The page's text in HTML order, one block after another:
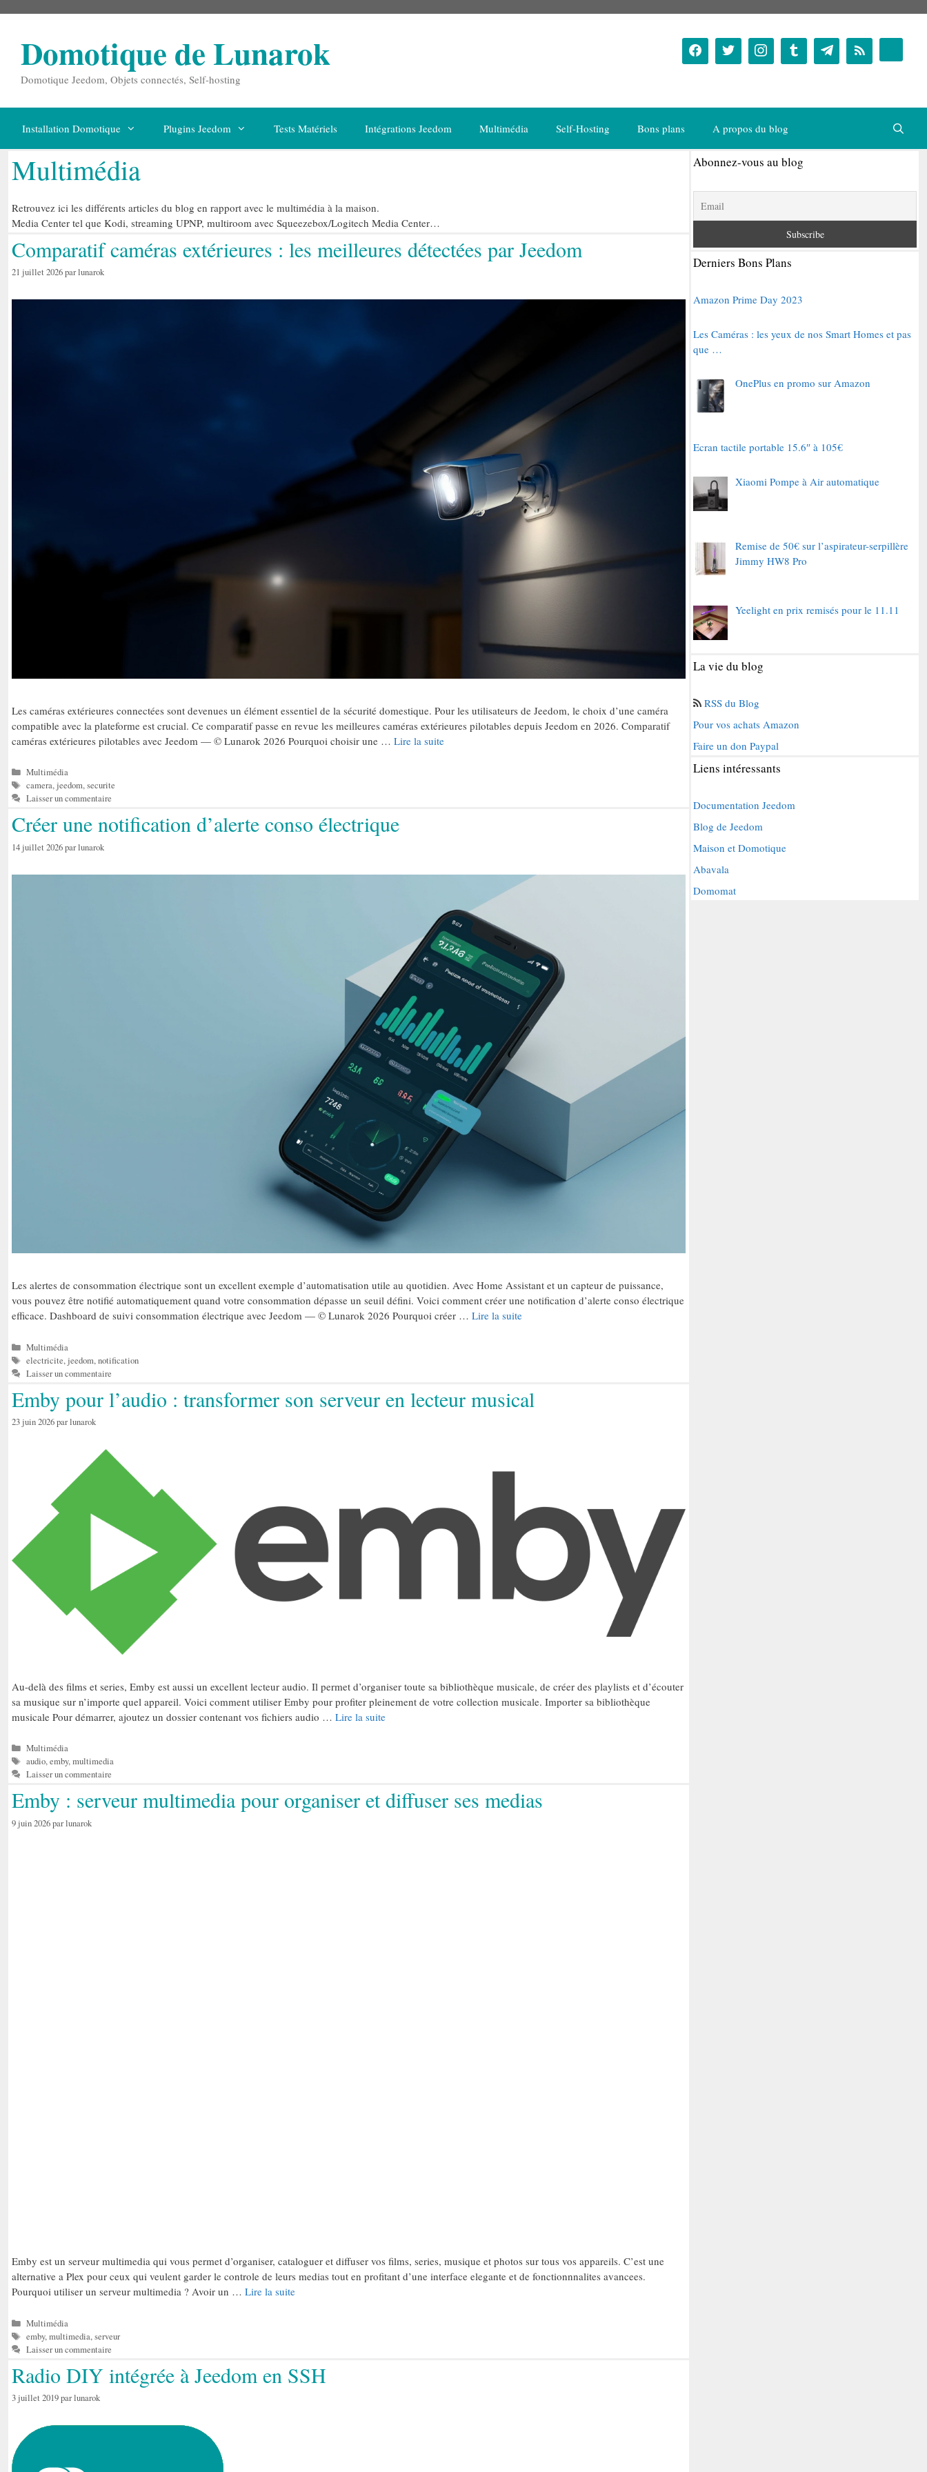
Domotique de Lunarok
Domotique Jeedom, Objets connectés, Self-hosting
Installation Domotique Plugins Jeedom Tests Matériels Intégrations Jeedom Multimédia Self-Hosting Bons plans A propos du blog
Multimédia
Retrouvez ici les différents articles du blog en rapport avec le multimédia à la maison.
Media Center tel que Kodi, streaming UPNP, multiroom avec Squeezebox/Logitech Media Center…
Comparatif caméras extérieures : les meilleures détectées par Jeedom
21 juillet 2026parlunarok
Les caméras extérieures connectées sont devenues un élément essentiel de la sécurité domestique. Pour les utilisateurs de Jeedom, le choix d’une caméra
compatible avec la plateforme est crucial. Ce comparatif passe en revue les meilleures caméras extérieures pilotables depuis Jeedom en 2026. Comparatif
caméras extérieures pilotables avec Jeedom — © Lunarok 2026 Pourquoi choisir une … Lire la suite
Catégories
Multimédia
Étiquettes
camera,jeedom,securite
Laisser un commentaire
Créer une notification d’alerte conso électrique
14 juillet 2026parlunarok
Les alertes de consommation électrique sont un excellent exemple d’automatisation utile au quotidien. Avec Home Assistant et un capteur de puissance,
vous pouvez être notifié automatiquement quand votre consommation dépasse un seuil défini. Voici comment créer une notification d’alerte conso électrique
efficace. Dashboard de suivi consommation électrique avec Jeedom — © Lunarok 2026 Pourquoi créer … Lire la suite
Catégories
Multimédia
Étiquettes
electricite,jeedom,notification
Laisser un commentaire
Emby pour l’audio : transformer son serveur en lecteur musical
23 juin 2026parlunarok
Au-delà des films et series, Emby est aussi un excellent lecteur audio. Il permet d’organiser toute sa bibliothèque musicale, de créer des playlists et d’écouter
sa musique sur n’importe quel appareil. Voici comment utiliser Emby pour profiter pleinement de votre collection musicale. Importer sa bibliothèque
musicale Pour démarrer, ajoutez un dossier contenant vos fichiers audio … Lire la suite
Catégories
Multimédia
Étiquettes
audio,emby,multimedia
Laisser un commentaire
Emby : serveur multimedia pour organiser et diffuser ses medias
9 juin 2026parlunarok
Emby est un serveur multimedia qui vous permet d’organiser, cataloguer et diffuser vos films, series, musique et photos sur tous vos appareils. C’est une
alternative a Plex pour ceux qui veulent garder le controle de leurs medias tout en profitant d’une interface elegante et de fonctionnnalites avancees.
Pourquoi utiliser un serveur multimedia ? Avoir un … Lire la suite
Catégories
Multimédia
Étiquettes
emby,multimedia,serveur
Laisser un commentaire
Radio DIY intégrée à Jeedom en SSH
3 juillet 2019parlunarok
Abonnez-vous au blog
Derniers Bons Plans
Amazon Prime Day 2023
Les Caméras : les yeux de nos Smart Homes et pas
que …
OnePlus en promo sur Amazon
Ecran tactile portable 15.6″ à 105€
Xiaomi Pompe à Air automatique
Remise de 50€ sur l’aspirateur-serpillère
Jimmy HW8 Pro
Yeelight en prix remisés pour le 11.11
La vie du blog
RSS du Blog
Pour vos achats Amazon
Faire un don Paypal
Liens intéressants
Documentation Jeedom
Blog de Jeedom
Maison et Domotique
Abavala
Domomat